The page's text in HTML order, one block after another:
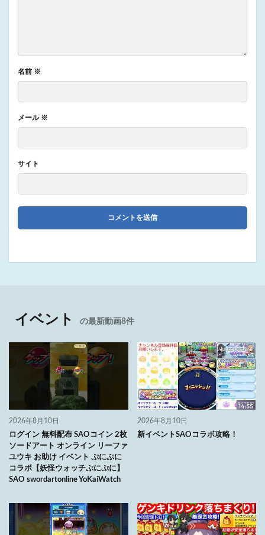
名前 ※
メール ※
サイト
イベント の最新動画8件
2026年8月10日
ログイン 無料配布 SAOコイン 2枚
ソードアート オンライン リーファ
ユウキ お助け イベント ぷにぷに
コラボ【妖怪ウォッチぷにぷに】
SAO swordartonline YoKaiWatch
2026年8月10日
新イベントSAOコラボ攻略！